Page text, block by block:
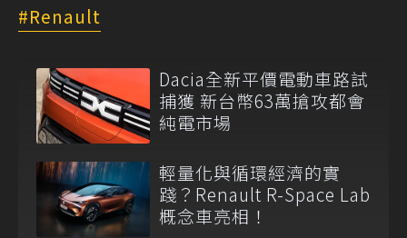
Renault
Dacia全新平價電動車路試
捕獲 新台幣63萬搶攻都會
純電市場
輕量化與循環經濟的實
踐？Renault R-Space Lab
概念車亮相！